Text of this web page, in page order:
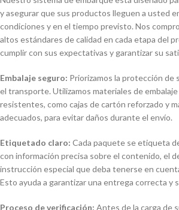
y asegurar que sus productos lleguen a usted
condiciones y en el tiempo previsto. Nos
altos estándares de calidad en cada etapa del
cumplir con sus expectativas y garantizar su
Embalaje seguro: Priorizamos la protección
el transporte. Utilizamos materiales de
resistentes, como cajas de cartón reforzado y
adecuados, para evitar daños durante el envío.
Etiquetado claro: Cada paquete se etiqueta
con información precisa sobre el contenido, el
instrucción especial que deba tenerse en
Esto ayuda a garantizar una entrega correcta y
Proceso de verificación: Antes de la carga de